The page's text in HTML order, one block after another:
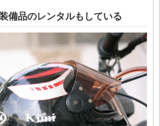
備品のレンタルもしている